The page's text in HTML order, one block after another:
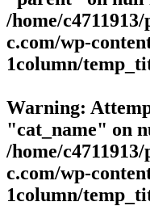
/home/
c.com/wp-
1column/
Warning:
"cat_name" on
/home/
c.com/wp-
1column/